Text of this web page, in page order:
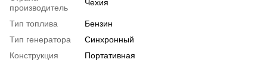
производитель
Чехия
Тип топлива
Бензин
Тип генератора
Синхронный
Конструкция
Портативная